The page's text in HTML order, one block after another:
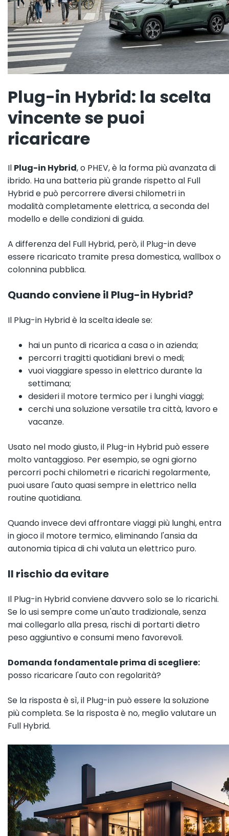
Plug-in Hybrid: la scelta
vincente se puoi
ricaricare
Il Plug-in Hybrid, o PHEV, è la forma più avanzata di
ibrido. Ha una batteria più grande rispetto al Full
Hybrid e può percorrere diversi chilometri in
modalità completamente elettrica, a seconda del
modello e delle condizioni di guida.
A differenza del Full Hybrid, però, il Plug-in deve
essere ricaricato tramite presa domestica, wallbox o
colonnina pubblica.
Quando conviene il Plug-in Hybrid?
Il Plug-in Hybrid è la scelta ideale se:
hai un punto di ricarica a casa o in azienda;
percorri tragitti quotidiani brevi o medi;
vuoi viaggiare spesso in elettrico durante la
settimana;
desideri il motore termico per i lunghi viaggi;
cerchi una soluzione versatile tra città, lavoro e
vacanze.
Usato nel modo giusto, il Plug-in Hybrid può essere
molto vantaggioso. Per esempio, se ogni giorno
percorri pochi chilometri e ricarichi regolarmente,
puoi usare l'auto quasi sempre in elettrico nella
routine quotidiana.
Quando invece devi affrontare viaggi più lunghi, entra
in gioco il motore termico, eliminando l'ansia da
autonomia tipica di chi valuta un elettrico puro.
Il rischio da evitare
Il Plug-in Hybrid conviene davvero solo se lo ricarichi.
Se lo usi sempre come un'auto tradizionale, senza
mai collegarlo alla presa, rischi di portarti dietro
peso aggiuntivo e consumi meno favorevoli.
Domanda fondamentale prima di scegliere:
posso ricaricare l'auto con regolarità?
Se la risposta è sì, il Plug-in può essere la soluzione
più completa. Se la risposta è no, meglio valutare un
Full Hybrid.